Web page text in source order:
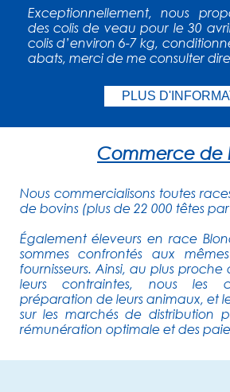
Exceptionnellement, nous
des colis de veau pour le 30
colis d’environ 6-7 kg,
abats, merci de me consulter
PLUS
Commerce de
Nous commercialisons toutes
de bovins (plus de 22 000 têtes
Également éleveurs en race
sommes confrontés aux
fournisseurs. Ainsi, au plus
leurs contraintes, nous les
préparation de leurs animaux, et
sur les marchés de distribution
rémunération optimale et des